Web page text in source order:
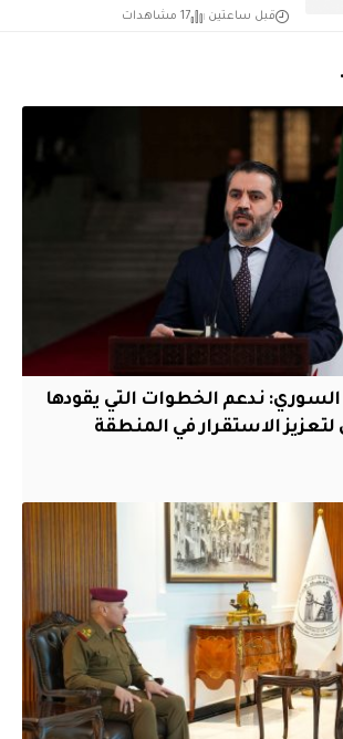
قبل ساعتين 17 مشاهدات
السوري: ندعم الخطوات التي يقودها
لتعزيز الاستقرار في المنطقة